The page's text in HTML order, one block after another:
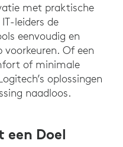
met praktische
leiders de
eenvoudig en
Of een
of minimale
oplossingen
naadloos.
Doel